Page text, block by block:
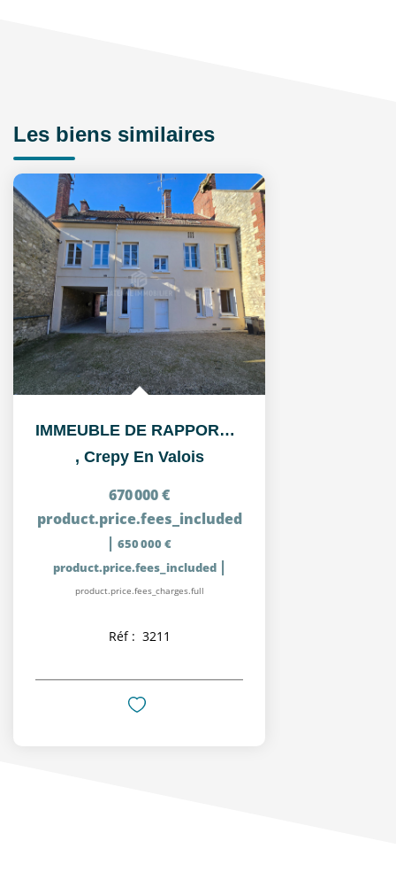
Les biens similaires
IMMEUBLE DE RAPPORT SITUE A CREPY-EN-VALOIS, PROCHE DES...
, Crepy En Valois
670 000 €
product.price.fees_included
| 650 000 €
product.price.fees_included |
product.price.fees_charges.full
Réf : 3211